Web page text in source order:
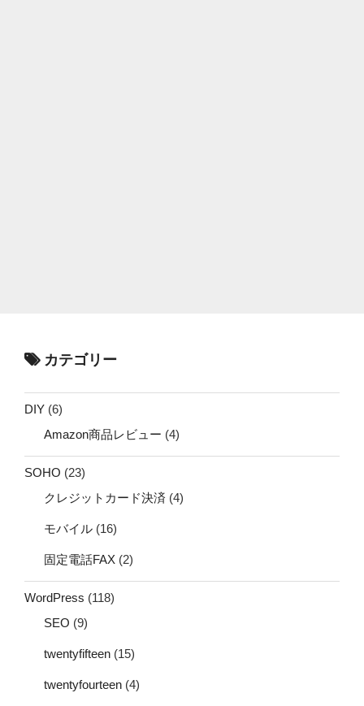
カテゴリー
DIY (6)
Amazon商品レビュー (4)
SOHO (23)
クレジットカード決済 (4)
モバイル (16)
固定電話FAX (2)
WordPress (118)
SEO (9)
twentyfifteen (15)
twentyfourteen (4)